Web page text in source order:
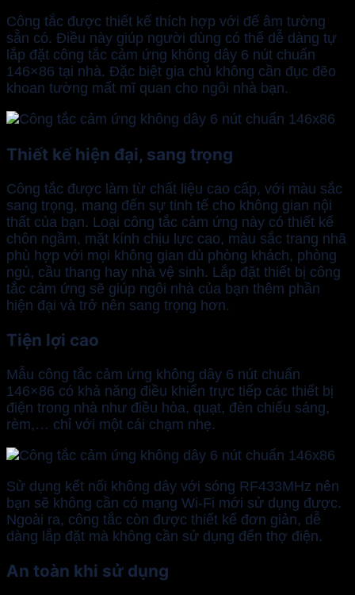
Công tắc được thiết kế thích hợp với đế âm tường
sẵn có. Điều này giúp người dùng có thể dễ dàng tự
lắp đặt công tắc cảm ứng không dây 6 nút chuẩn
146×86 tại nhà. Đặc biệt gia chủ không cần đục đẽo
khoan tường mất mĩ quan cho ngôi nhà bạn.
Thiết kế hiện đại, sang trọng
Công tắc được làm từ chất liệu cao cấp, với màu sắc
sang trọng, mang đến sự tinh tế cho không gian nội
thất của bạn. Loại công tắc cảm ứng này có thiết kế
chôn ngầm, mặt kính chịu lực cao, màu sắc trang nhã
phù hợp với mọi không gian dù phòng khách, phòng
ngủ, cầu thang hay nhà vệ sinh. Lắp đặt thiết bị công
tắc cảm ứng sẽ giúp ngôi nhà của bạn thêm phần
hiện đại và trở nên sang trọng hơn.
Tiện lợi cao
Mẫu công tắc cảm ứng không dây 6 nút chuẩn
146×86 có khả năng điều khiển trực tiếp các thiết bị
điện trong nhà như điều hòa, quạt, đèn chiếu sáng,
rèm,… chỉ với một cái chạm nhẹ.
Sử dụng kết nối không dây với sóng RF433MHz nên
bạn sẽ không cần có mạng Wi-Fi mới sử dụng được.
Ngoài ra, công tắc còn được thiết kế đơn giản, dễ
dàng lắp đặt mà không cần sử dụng đến thợ điện.
An toàn khi sử dụng